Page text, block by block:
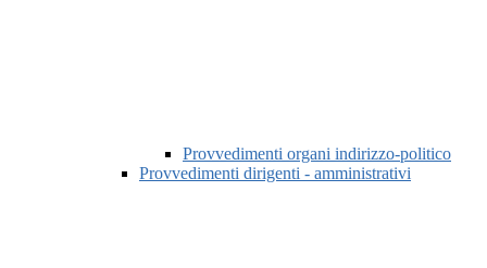
Provvedimenti organi indirizzo-politico
Provvedimenti dirigenti - amministrativi